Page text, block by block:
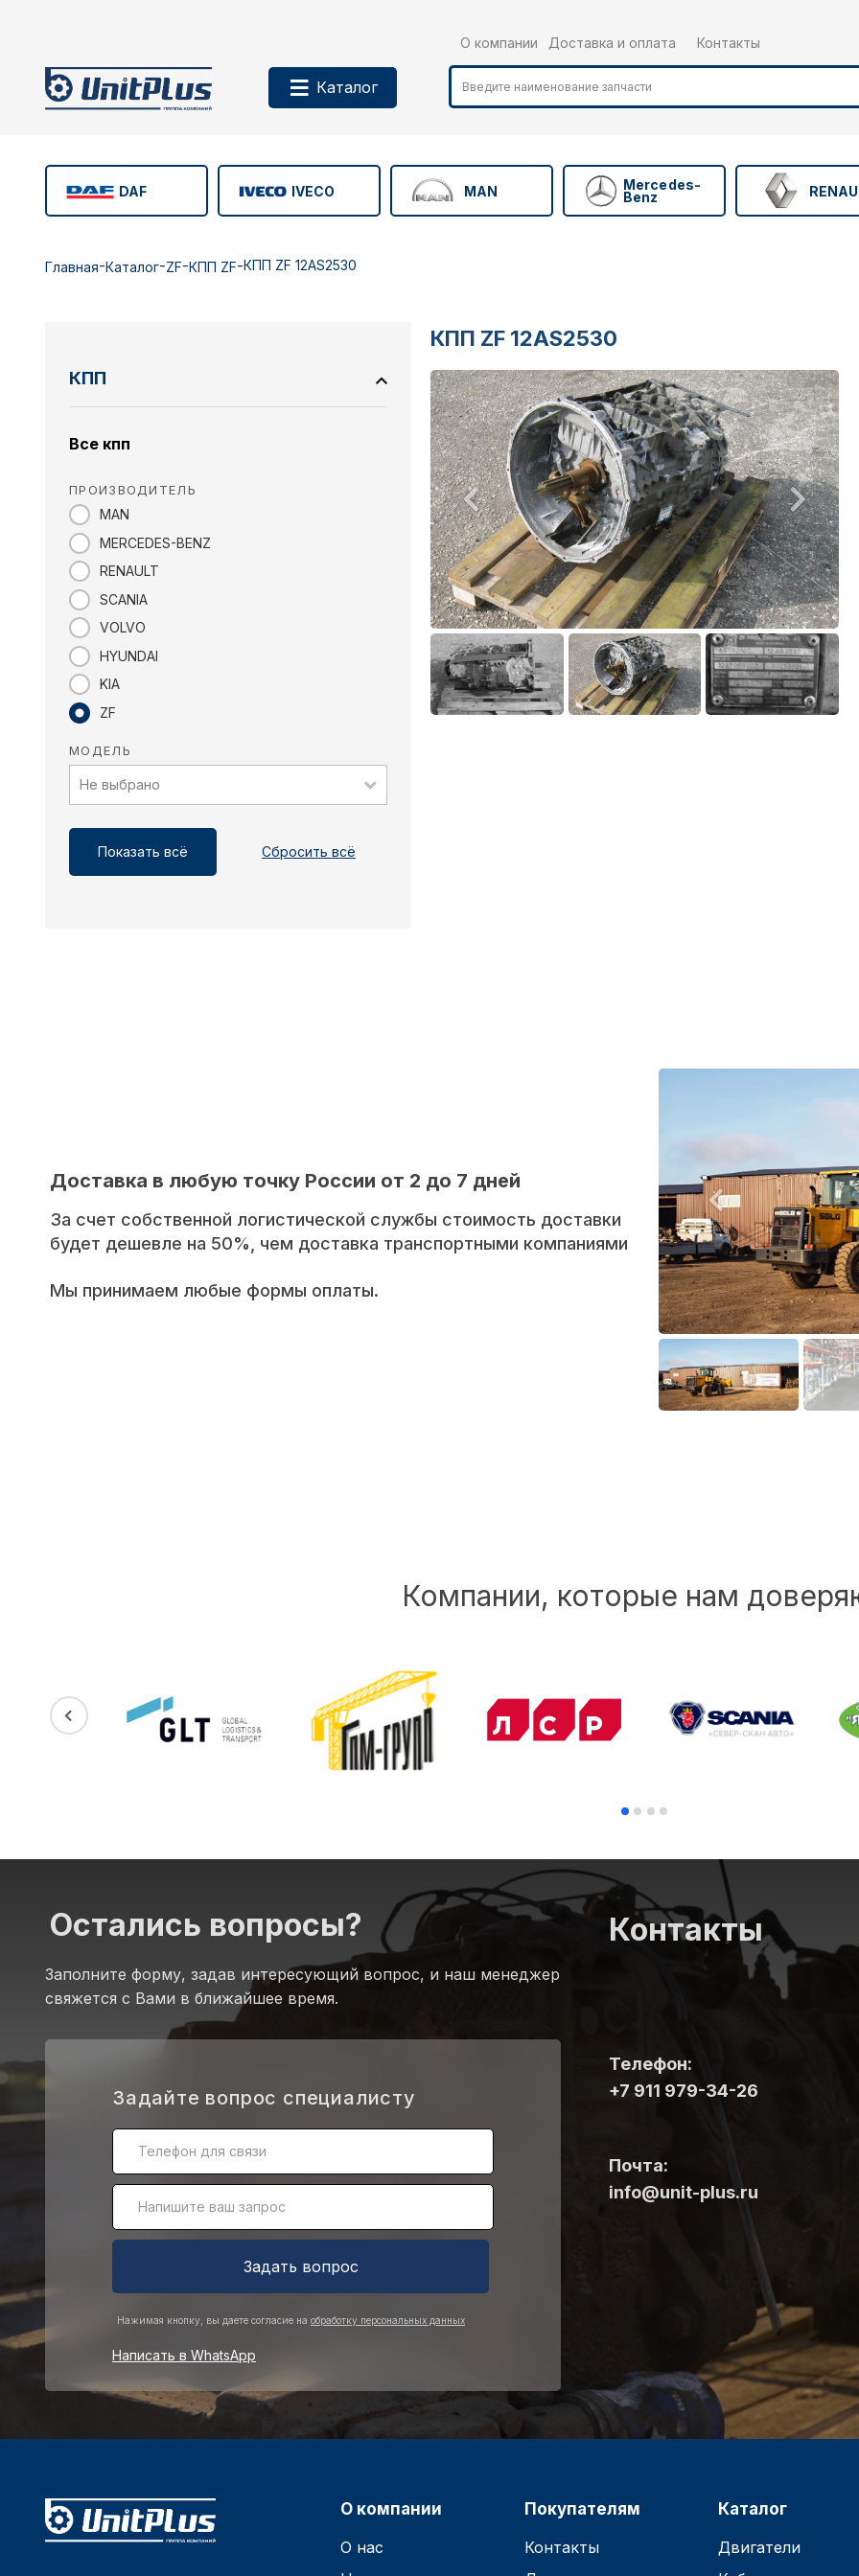
Каталог
О компании Доставка и оплата Контакты
DAF IVECO MAN Mercedes-
Benz
Главная-Каталог-ZF-КПП ZF-КПП ZF 12AS2530
КПП
Все кпп
ПРОИЗВОДИТЕЛЬ
MAN
MERCEDES-BENZ
RENAULT
SCANIA
VOLVO
HYUNDAI
KIA
ZF
МОДЕЛЬ
Не выбрано
Показать всё Сбросить всё
КПП ZF 12AS2530
Доставка в любую точку России от 2 до 7 дней
За счет собственной логистической службы стоимость доставки
будет дешевле на 50%, чем доставка транспортными компаниями
Мы принимаем любые формы оплаты.
Компании, которые нам
Остались вопросы?
Заполните форму, задав интересующий вопрос, и наш менеджер
свяжется с Вами в ближайшее время.
Задайте вопрос специалисту
Задать вопрос
Нажимая кнопку, вы даете согласие на обработку персональных данных
Написать в WhatsApp
Контакты
Телефон:
+7 911 979-34-26
Почта:
info@unit-plus.ru
О компании
О нас
Покупателям
Контакты
Каталог
Двигатели